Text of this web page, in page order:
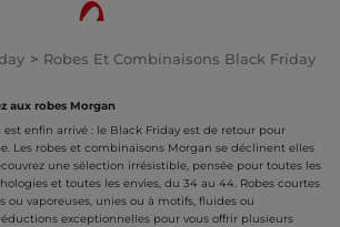
Robes Et Combinaisons Black Friday
aux robes Morgan
enfin arrivé : le Black Friday est de retour pour
Les robes et combinaisons Morgan se déclinent elles
une sélection irrésistible, pensée pour toutes les
et toutes les envies, du 34 au 44. Robes courtes
ou vaporeuses, unies ou à motifs, fluides ou
exceptionnelles pour vous offrir plusieurs